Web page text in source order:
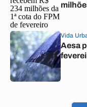
Vida
Aesa